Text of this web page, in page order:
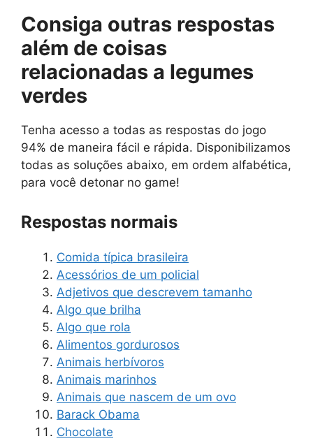
Consiga outras respostas
além de coisas
relacionadas a legumes
verdes
Tenha acesso a todas as respostas do jogo
94% de maneira fácil e rápida. Disponibilizamos
todas as soluções abaixo, em ordem alfabética,
para você detonar no game!
Respostas normais
Comida típica brasileira
Acessórios de um policial
Adjetivos que descrevem tamanho
Algo que brilha
Algo que rola
Alimentos gordurosos
Animais herbívoros
Animais marinhos
Animais que nascem de um ovo
Barack Obama
Chocolate